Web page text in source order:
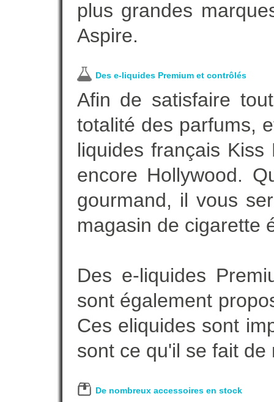
plus grandes
Aspire.
Des e-liquides Premium et contrôlés
Afin de satisfaire
totalité des parfums,
liquides français
encore Hollywood.
gourmand, il vous
magasin de cigarette
Des e-liquides
sont également
Ces eliquides sont
sont ce qu'il se fait
De nombreux accessoires en stock